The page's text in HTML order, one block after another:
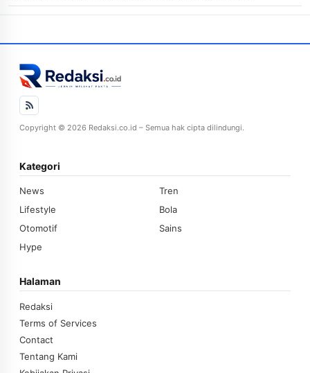
Copyright © 2026 Redaksi.co.id – Semua hak cipta dilindungi.
Kategori
News
Tren
Lifestyle
Bola
Otomotif
Sains
Hype
Halaman
Redaksi
Terms of Services
Contact
Tentang Kami